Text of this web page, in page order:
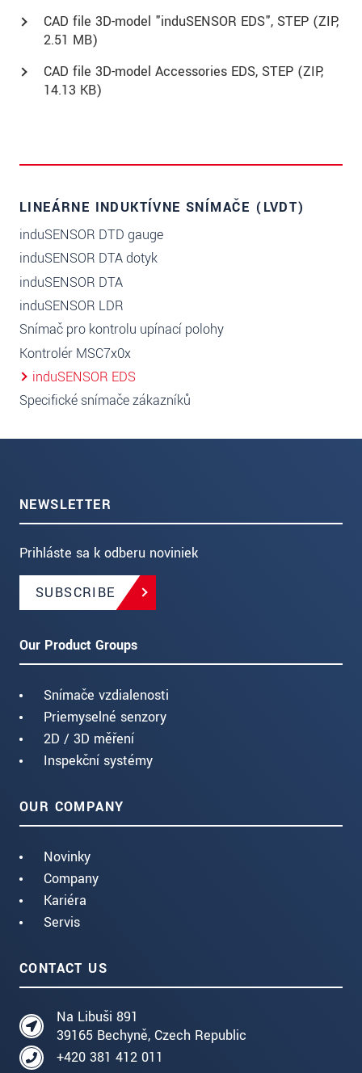
CAD file 3D-model "induSENSOR EDS", STEP (ZIP,
2.51 MB)
CAD file 3D-model Accessories EDS, STEP (ZIP,
14.13 KB)
LINEÁRNE INDUKTÍVNE SNÍMAČE (LVDT)
induSENSOR DTD gauge
induSENSOR DTA dotyk
induSENSOR DTA
induSENSOR LDR
Snímač pro kontrolu upínací polohy
Kontrolér MSC7x0x
induSENSOR EDS
Specifické snímače zákazníků
NEWSLETTER
Prihláste sa k odberu noviniek
SUBSCRIBE
Our Product Groups
Snímače vzdialenosti
Priemyselné senzory
2D / 3D měření
Inspekční systémy
OUR COMPANY
Novinky
Company
Kariéra
Servis
CONTACT US
Na Libuši 891
39165 Bechyně, Czech Republic
+420 381 412 011